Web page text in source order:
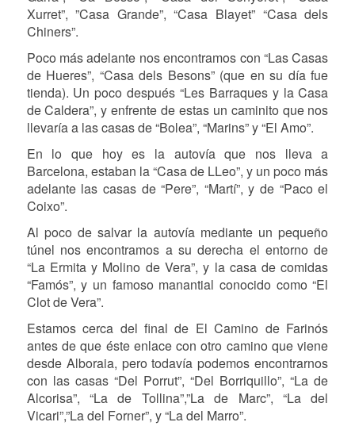
Xurret”, ”Casa Grande”, “Casa Blayet” “Casa dels
Chiners”.
Poco más adelante nos encontramos con “Las Casas
de Hueres”, “Casa dels Besons” (que en su día fue
tienda). Un poco después “Les Barraques y la Casa
de Caldera”, y enfrente de estas un caminito que nos
llevaría a las casas de “Bolea”, “Marins” y “El Amo”.
En lo que hoy es la autovía que nos lleva a
Barcelona, estaban la “Casa de LLeo”, y un poco más
adelante las casas de “Pere”, “Martí”, y de “Paco el
Coixo”.
Al poco de salvar la autovía mediante un pequeño
túnel nos encontramos a su derecha el entorno de
“La Ermita y Molino de Vera”, y la casa de comidas
“Famós”, y un famoso manantial conocido como “El
Clot de Vera”.
Estamos cerca del final de El Camino de Farinós
antes de que éste enlace con otro camino que viene
desde Alboraia, pero todavía podemos encontrarnos
con las casas “Del Porrut”, “Del Borriquillo”, “La de
Alcorisa”, “La de Tollina”,”La de Marc”, “La del
Vicari”,”La del Forner”, y “La del Marro”.